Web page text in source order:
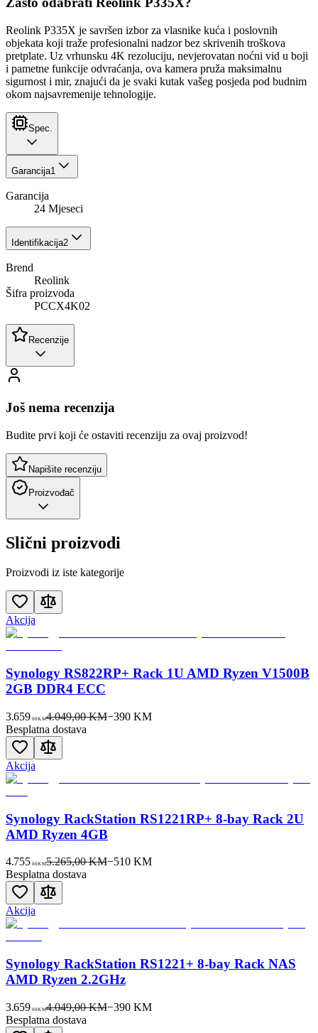
Reolink P335X je savršen izbor za vlasnike kuća i poslovnih
objekata koji traže profesionalni nadzor bez skrivenih troškova
pretplate. Uz vrhunsku 4K rezoluciju, nevjerovatan noćni vid u boji
i pametne funkcije odvraćanja, ova kamera pruža maksimalnu
sigurnost i mir, znajući da je svaki kutak vašeg posjeda pod budnim
okom najsavremenije tehnologije.
Spec.
Garancija1
Garancija
24 Mjeseci
Identifikacija2
Brend
Reolink
Šifra proizvoda
PCCX4K02
Recenzije
Još nema recenzija
Budite prvi koji će ostaviti recenziju za ovaj proizvod!
Napišite recenziju
Proizvođač
Slični proizvodi
Proizvodi iz iste kategorije
Akcija
Synology RS822RP+ Rack 1U AMD Ryzen V1500B
2GB DDR4 ECC
3.659 00KM4.049,00 KM−390KM
Besplatna dostava
Akcija
Synology RackStation RS1221RP+ 8-bay Rack 2U
AMD Ryzen 4GB
4.755 00KM5.265,00 KM−510KM
Besplatna dostava
Akcija
Synology RackStation RS1221+ 8-bay Rack NAS
AMD Ryzen 2.2GHz
3.659 00KM4.049,00 KM−390KM
Besplatna dostava